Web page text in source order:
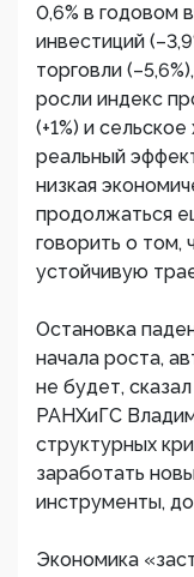
0,6% в годовом
инвестиций
торговли
росли индекс
(+1%) и
реальный
низкая
продолжаться
говорить о том,
устойчивую
Остановка
начала роста,
не будет,
РАНХиГС
структурных
заработать
инструменты,
Экономика